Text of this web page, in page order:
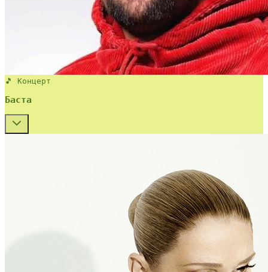
🎵 Концерт
Баста